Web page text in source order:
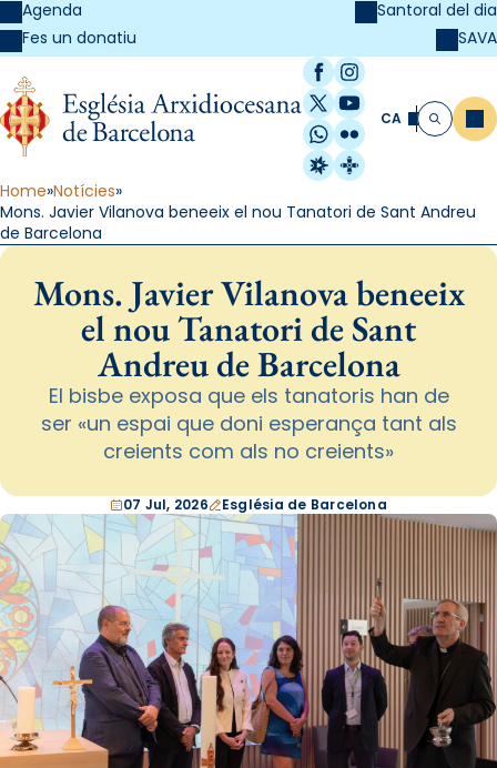
Agenda
Fes un donatiu
Santoral del dia
SAVA
Facebook
Instagram
X / Twitter
YouTube
WhatsApp
Flickr
Radio Estel
Catalunya
CA Cerca
Home Notícies
Mons. Javier Vilanova beneeix el nou Tanatori de Sant Andreu
de Barcelona
Mons. Javier Vilanova beneeix
el nou Tanatori de Sant
Andreu de Barcelona
El bisbe exposa que els tanatoris han de
ser «un espai que doni esperança tant als
creients com als no creients»
07 Jul, 2026 Església de Barcelona